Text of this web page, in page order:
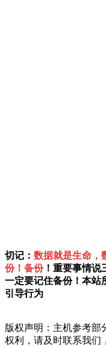
切记： 数据就是生命，
份！备份！重要事情说
一定要记住备份！本站
引导行为
版权声明：主机参考部
权利，请及时联系我们